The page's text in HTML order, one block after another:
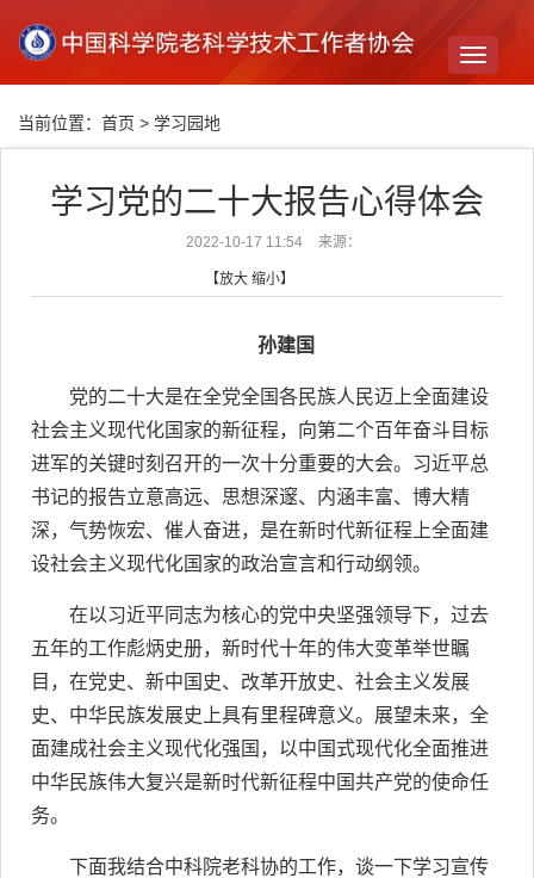
Toggle
当前位置： 首页 > 学习园地
学习党的二十大报告心得体会
2022-10-17 11:54 来源：
【放大 缩小】
孙建国
党的二十大是在全党全国各民族人民迈上全面建设
社会主义现代化国家的新征程，向第二个百年奋斗目标
进军的关键时刻召开的一次十分重要的大会。习近平总
书记的报告立意高远、思想深邃、内涵丰富、博大精
深，气势恢宏、催人奋进，是在新时代新征程上全面建
设社会主义现代化国家的政治宣言和行动纲领。
在以习近平同志为核心的党中央坚强领导下，过去
五年的工作彪炳史册，新时代十年的伟大变革举世瞩
目，在党史、新中国史、改革开放史、社会主义发展
史、中华民族发展史上具有里程碑意义。展望未来，全
面建成社会主义现代化强国，以中国式现代化全面推进
中华民族伟大复兴是新时代新征程中国共产党的使命任
务。
下面我结合中科院老科协的工作，谈一下学习宣传